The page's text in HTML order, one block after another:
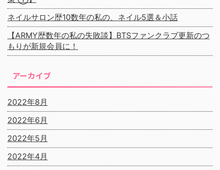
ネイルサロン歴10数年の私の、ネイル5選＆小話
【ARMY歴数年の私の失敗談】BTSファンクラブ更新のつ
もりが新規会員に！
アーカイブ
2022年8月
2022年6月
2022年5月
2022年4月